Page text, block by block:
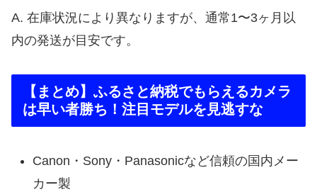
A. 在庫状況により異なりますが、通常1〜3ヶ月以
内の発送が目安です。
【まとめ】ふるさと納税でもらえるカメラ
は早い者勝ち！注目モデルを見逃すな
Canon・Sony・Panasonicなど信頼の国内メー
カー製